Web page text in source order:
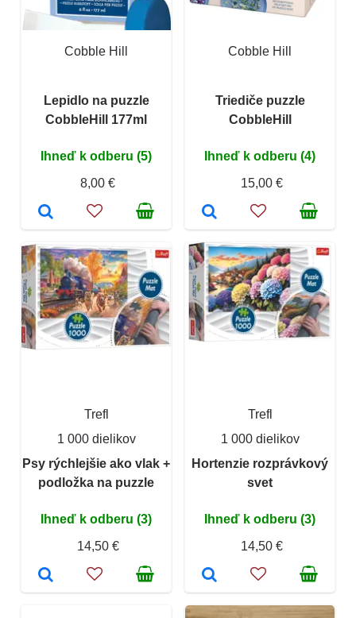
Cobble Hill
Lepidlo na puzzle
CobbleHill 177ml
Ihneď k odberu (5)
8,00 €
Cobble Hill
Triediče puzzle
CobbleHill
Ihneď k odberu (4)
15,00 €
Trefl
1 000 dielikov
Psy rýchlejšie ako vlak +
podložka na puzzle
Ihneď k odberu (3)
14,50 €
Trefl
1 000 dielikov
Hortenzie rozprávkový
svet
Ihneď k odberu (3)
14,50 €